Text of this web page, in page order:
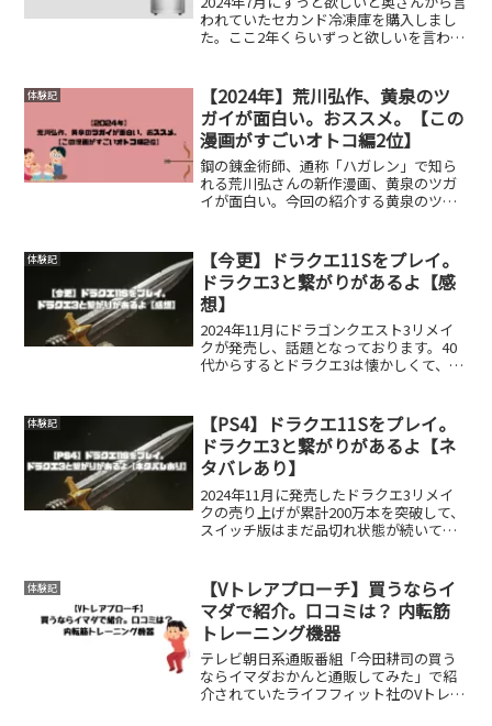
われていたセカンド冷凍庫を購入しまし
た。ここ2年くらいずっと欲しいを言われ
そもそも冷蔵庫あるし、子供1人の3人暮
らしにオーバ...
体験記
【2024年】荒川弘作、黄泉のツ
ガイが面白い。おススメ。【この
漫画がすごいオトコ編2位】
鋼の錬金術師、通称「ハガレン」で知ら
れる荒川弘さんの新作漫画、黄泉のツガ
イが面白い。今回の紹介する黄泉のツガ
む速さ敵か味方かわからない登場人物以
上の3つの点が似ている要...
体験記
【今更】ドラクエ11Sをプレイ。
ドラクエ3と繋がりがあるよ【感
想】
2024年11月にドラゴンクエスト3リメイ
クが発売し、話題となっております。40
代からするとドラクエ3は懐かしくて、久
断念。しかしPS4を持っている筆者。PS4
で出来...
体験記
【PS4】ドラクエ11Sをプレイ。
ドラクエ3と繋がりがあるよ【ネ
タバレあり】
2024年11月に発売したドラクエ3リメイ
クの売り上げが累計200万本を突破して、
スイッチ版はまだ品切れ状態が続いてい
メイクの話を聞いて、ドラクエをやりた
くなり、ドラ...
体験記
【Vトレアプローチ】買うならイ
マダで紹介。口コミは？ 内転筋
トレーニング機器
テレビ朝日系通販番組「今田耕司の買う
ならイマダおかんと通販してみた」で紹
介されていたライフフィット社のVトレア